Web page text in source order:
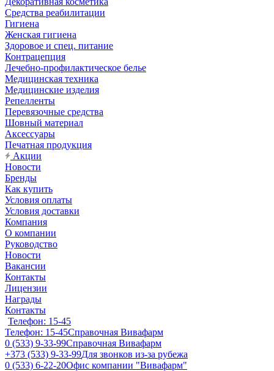
Средства реабилитации
Гигиена
Женская гигиена
Здоровое и спец. питание
Контрацепция
Лечебно-профилактическое белье
Медицинская техника
Медицинские изделия
Репелленты
Перевязочные средства
Шовный материал
Аксессуары
Печатная продукция
Акции
Новости
Бренды
Как купить
Условия оплаты
Условия доставки
Компания
О компании
Руководство
Новости
Вакансии
Контакты
Лицензии
Награды
Контакты
Телефон: 15-45
Телефон: 15-45Справочная Вивафарм
0 (533) 9-33-99Справочная Вивафарм
+373 (533) 9-33-99Для звонков из-за рубежа
0 (533) 6-22-20Офис компании "Вивафарм"